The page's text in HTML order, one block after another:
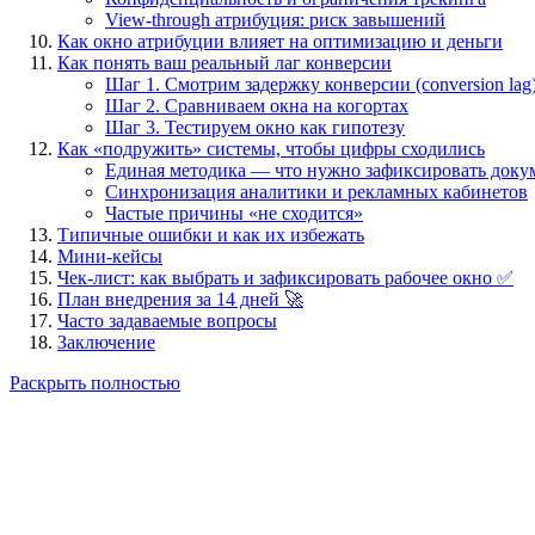
View-through атрибуция: риск завышений
Как окно атрибуции влияет на оптимизацию и деньги
Как понять ваш реальный лаг конверсии
Шаг 1. Смотрим задержку конверсии (conversion
Шаг 2. Сравниваем окна на когортах
Шаг 3. Тестируем окно как гипотезу
Как «подружить» системы, чтобы цифры сходились
Единая методика — что нужно зафиксировать
Синхронизация аналитики и рекламных кабинетов
Частые причины «не сходится»
Типичные ошибки и как их избежать
Мини-кейсы
Чек-лист: как выбрать и зафиксировать рабочее окно ✅
План внедрения за 14 дней 🚀
Часто задаваемые вопросы
Заключение
Раскрыть полностью